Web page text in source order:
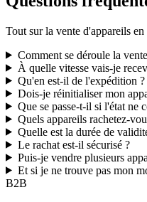
Tout sur la vente d'appareils
Comment se déroule la
À quelle vitesse vais-je
Qu'en est-il de l'expédition ?
Dois-je réinitialiser mon
Que se passe-t-il si l'état ne
Quels appareils rachetez-
Quelle est la durée de
Le rachat est-il sécurisé ?
Puis-je vendre plusieurs
Et si je ne trouve pas mon
B2B